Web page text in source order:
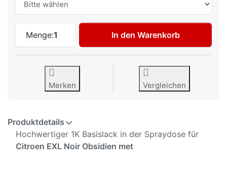
Menge:1
Autolack Spraydose für Citroen EXL
In den Warenkorb
Merken Vergleichen
Produktdetails
Hochwertiger 1K Basislack in der Spraydose für
Citroen EXL Noir Obsidien met